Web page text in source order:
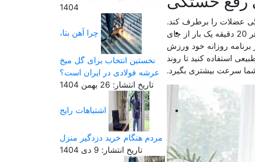
عضلات را برطرف کند.
تمرینات کششی دست، کمر و پا از بهترین تمرینات برای این کار هستند. بهتر است حین نشستن پشت میز هم هر 20 دقیقه یک بار از جای
روزانه خود ورزش
استفاده کنید تا روند
سرعت بیشتری بگیرد.
1404
چرا آهن بتا،
نخستین انتخاب برای گل میخ
عرشه فولادی در ایران است؟
تاریخ انتشار: 26 بهمن 1404
اشتباهات رایج
مردم هنگام خرید دزدگیر منزل
تاریخ انتشار: 9 دی 1404